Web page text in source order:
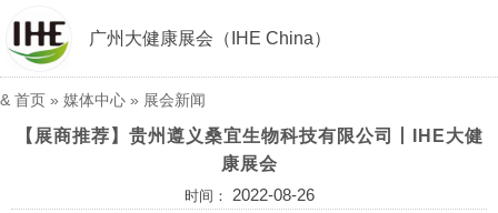
广州大健康展会（IHE China）
& 首页 » 媒体中心 » 展会新闻
【展商推荐】贵州遵义桑宜生物科技有限公司丨IHE大健
康展会
时间： 2022-08-26